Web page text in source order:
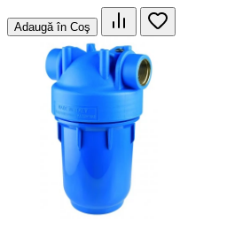
Adaugă în Coş